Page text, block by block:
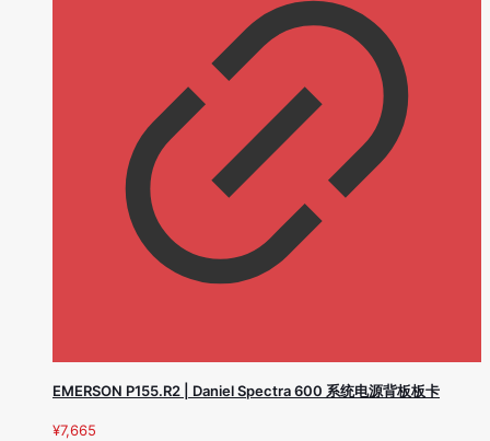
EMERSON P155.R2 | Daniel Spectra 600 系统电源背板板卡
¥7,665